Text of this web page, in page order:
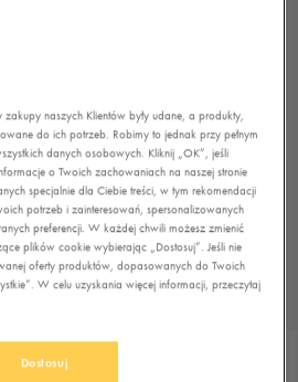
naszych Klientów były udane, a produkty,
do ich potrzeb. Robimy to jednak przy pełnym
danych osobowych. Kliknij „OK”, jeśli
o Twoich zachowaniach na naszej stronie
specjalnie dla Ciebie treści, w tym rekomendacji
potrzeb i zainteresowań, spersonalizowanych
preferencji. W każdej chwili możesz zmienić
plików cookie wybierając „Dostosuj”. Jeśli nie
oferty produktów, dopasowanych do Twoich
W celu uzyskania więcej informacji, przeczytaj
Dostosuj